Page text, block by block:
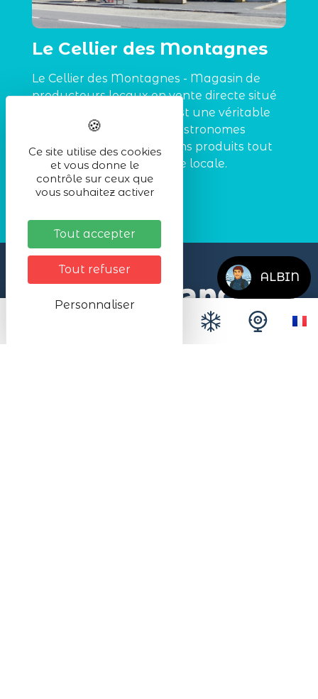
Le Cellier des Montagnes
Le Cellier des Montagnes - Magasin de
producteurs locaux en vente directe situé
à Hachimette. Le Cellier est une véritable
caverne d'Ali Baba des gastronomes
souhaitant trouver de bons produits tout
en soutenant l'agriculture locale.
ALBIN
Ce site utilise des cookies
et vous donne le
contrôle sur ceux que
vous souhaitez activer
Tout accepter
Tout refuser
Personnaliser